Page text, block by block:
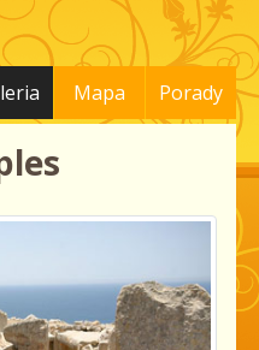
Mapa Porady